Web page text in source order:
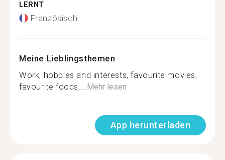
LERNT
Französisch
Meine Lieblingsthemen
Work, hobbies and interests, favourite movies,
favourite foods,... Mehr lesen
App herunterladen